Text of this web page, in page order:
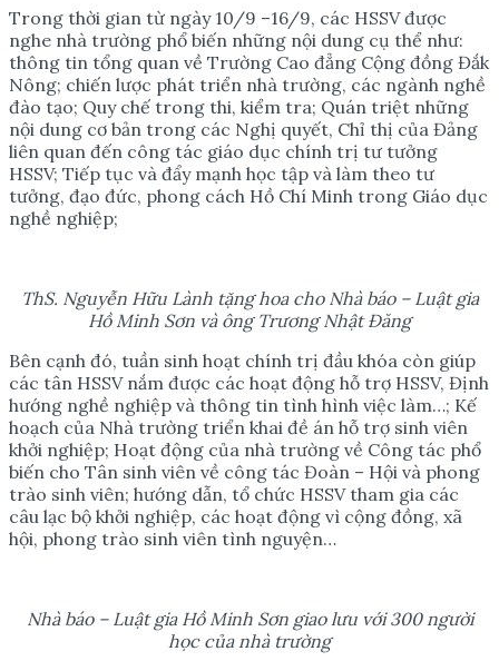
Trong thời gian từ ngày 10/9 –16/9, các HSSV được
nghe nhà trường phổ biến những nội dung cụ thể như:
thông tin tổng quan về Trường Cao đẳng Cộng đồng Đắk
Nông; chiến lược phát triển nhà trường, các ngành nghề
đào tạo; Quy chế trong thi, kiểm tra; Quán triệt những
nội dung cơ bản trong các Nghị quyết, Chỉ thị của Đảng
liên quan đến công tác giáo dục chính trị tư tưởng
HSSV; Tiếp tục và đẩy mạnh học tập và làm theo tư
tưởng, đạo đức, phong cách Hồ Chí Minh trong Giáo dục
nghề nghiệp;
ThS. Nguyễn Hữu Lành tặng hoa cho Nhà báo – Luật gia
Hồ Minh Sơn và ông Trương Nhật Đăng
Bên cạnh đó, tuần sinh hoạt chính trị đầu khóa còn giúp
các tân HSSV nắm được các hoạt động hỗ trợ HSSV, Định
hướng nghề nghiệp và thông tin tình hình việc làm…; Kế
hoạch của Nhà trường triển khai đề án hỗ trợ sinh viên
khởi nghiệp; Hoạt động của nhà trường về Công tác phổ
biến cho Tân sinh viên về công tác Đoàn – Hội và phong
trào sinh viên; hướng dẫn, tổ chức HSSV tham gia các
câu lạc bộ khởi nghiệp, các hoạt động vì cộng đồng, xã
hội, phong trào sinh viên tình nguyện…
Nhà báo – Luật gia Hồ Minh Sơn giao lưu với 300 người
học của nhà trường